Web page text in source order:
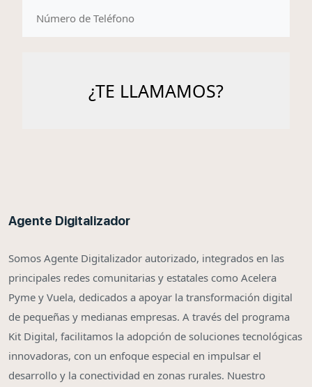
Agente Digitalizador
Somos Agente Digitalizador autorizado, integrados en las
principales redes comunitarias y estatales como Acelera
Pyme y Vuela, dedicados a apoyar la transformación digital
de pequeñas y medianas empresas. A través del programa
Kit Digital, facilitamos la adopción de soluciones tecnológicas
innovadoras, con un enfoque especial en impulsar el
desarrollo y la conectividad en zonas rurales. Nuestro